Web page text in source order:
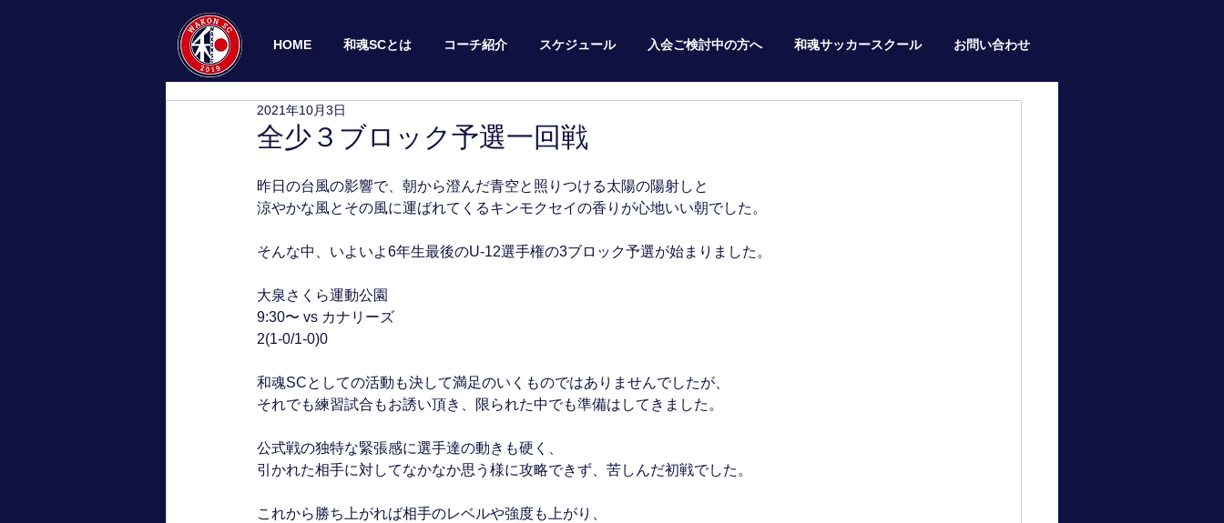
HOME 和魂SCとは コーチ紹介 スケジュール 入会ご検討中の方へ 和魂サッカースクール お問い合わせ
全少３ブロック予選一回戦
2021年10月3日
昨日の台風の影響で、朝から澄んだ青空と照りつける太陽の陽射しと
涼やかな風とその風に運ばれてくるキンモクセイの香りが心地いい朝でした。
そんな中、いよいよ6年生最後のU-12選手権の3ブロック予選が始まりました。
大泉さくら運動公園
9:30〜 vs カナリーズ
2(1-0/1-0)0
和魂SCとしての活動も決して満足のいくものではありませんでしたが、
それでも練習試合もお誘い頂き、限られた中でも準備はしてきました。
公式戦の独特な緊張感に選手達の動きも硬く、
引かれた相手に対してなかなか思う様に攻略できず、苦しんだ初戦でした。
これから勝ち上がれば相手のレベルや強度も上がり、